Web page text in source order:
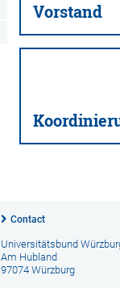
Vorstand
Contact
Universitätsbund
Am Hubland
97074 Würzburg